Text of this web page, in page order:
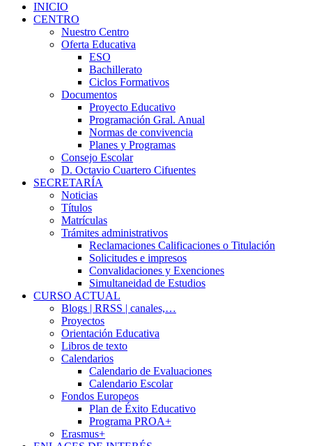
INICIO
CENTRO
Nuestro Centro
Oferta Educativa
ESO
Bachillerato
Ciclos Formativos
Documentos
Proyecto Educativo
Programación Gral. Anual
Normas de convivencia
Planes y Programas
Consejo Escolar
D. Octavio Cuartero Cifuentes
SECRETARÍA
Noticias
Títulos
Matrículas
Trámites administrativos
Reclamaciones Calificaciones o Titulación
Solicitudes e impresos
Convalidaciones y Exenciones
Simultaneidad de Estudios
CURSO ACTUAL
Blogs | RRSS | canales,…
Proyectos
Orientación Educativa
Libros de texto
Calendarios
Calendario de Evaluaciones
Calendario Escolar
Fondos Europeos
Plan de Éxito Educativo
Programa PROA+
Erasmus+